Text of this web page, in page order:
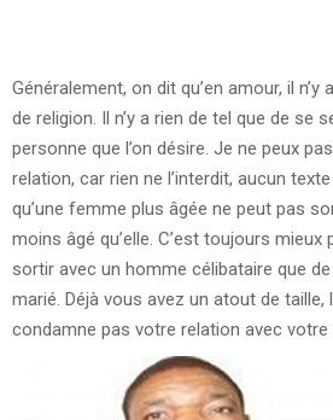
Généralement, on dit qu’en amour, il n’y
de religion. Il n’y a rien de tel que de se
personne que l’on désire. Je ne peux
relation, car rien ne l’interdit, aucun
qu’une femme plus âgée ne peut pas
moins âgé qu’elle. C’est toujours
sortir avec un homme célibataire que
marié. Déjà vous avez un atout de
condamne pas votre relation avec votre